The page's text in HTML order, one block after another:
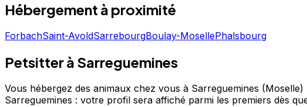
Hébergement à proximité
ForbachSaint-AvoldSarrebourgBoulay-MosellePhalsbourg
Petsitter à Sarreguemines
Vous hébergez des animaux chez vous à Sarreguemines (Moselle)
Sarreguemines : votre profil sera affiché parmi les premiers dès